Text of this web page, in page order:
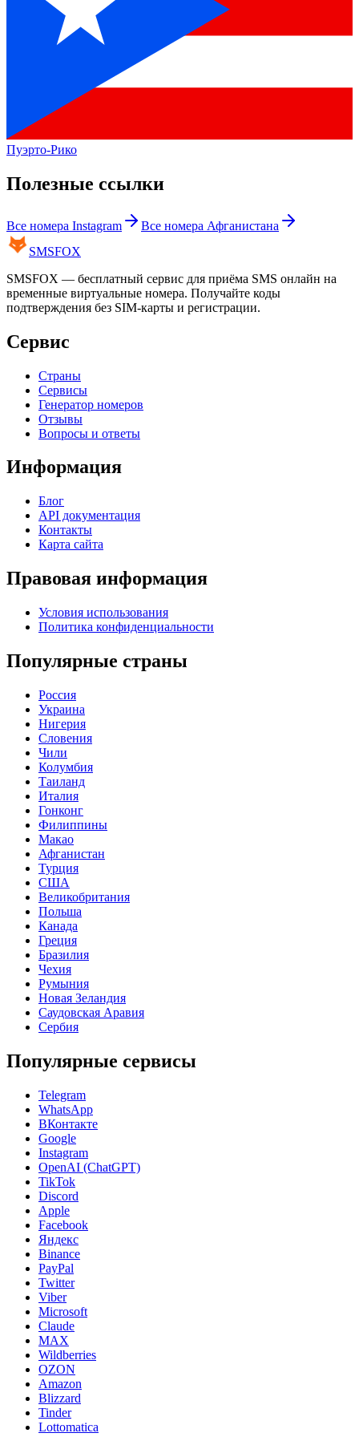
Пуэрто-Рико
Полезные ссылки
Все номера Instagram Все номера Афганистана
SMSFOX
SMSFOX — бесплатный сервис для приёма SMS онлайн на
временные виртуальные номера. Получайте коды
подтверждения без SIM-карты и регистрации.
Сервис
Страны
Сервисы
Генератор номеров
Отзывы
Вопросы и ответы
Информация
Блог
API документация
Контакты
Карта сайта
Правовая информация
Условия использования
Политика конфиденциальности
Популярные страны
Россия
Украина
Нигерия
Словения
Чили
Колумбия
Таиланд
Италия
Гонконг
Филиппины
Макао
Афганистан
Турция
США
Великобритания
Польша
Канада
Греция
Бразилия
Чехия
Румыния
Новая Зеландия
Саудовская Аравия
Сербия
Популярные сервисы
Telegram
WhatsApp
ВКонтакте
Google
Instagram
OpenAI (ChatGPT)
TikTok
Discord
Apple
Facebook
Яндекс
Binance
PayPal
Twitter
Viber
Microsoft
Claude
MAX
Wildberries
OZON
Amazon
Blizzard
Tinder
Lottomatica